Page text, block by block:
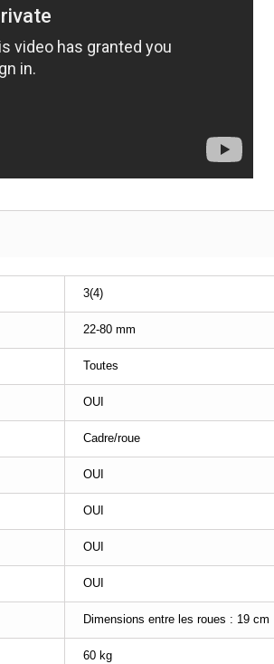
3(4)
22-80 mm
Toutes
OUI
Cadre/roue
OUI
OUI
OUI
OUI
Dimensions entre les roues : 19 cm
60 kg